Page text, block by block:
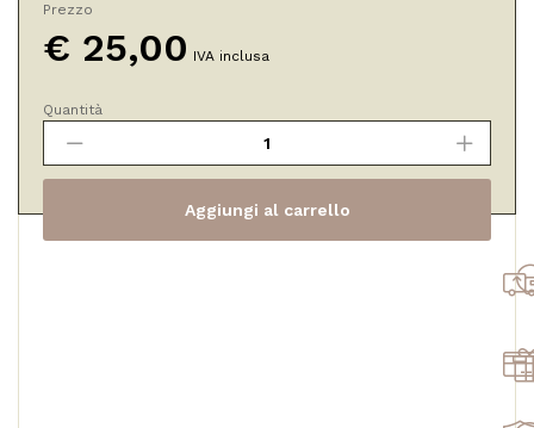
Prezzo
€ 25,00 IVA inclusa
Biobagnodoccia
Mediterraneo:
Calendula
e
Lavanda
Quantità
Aggiungi al carrello